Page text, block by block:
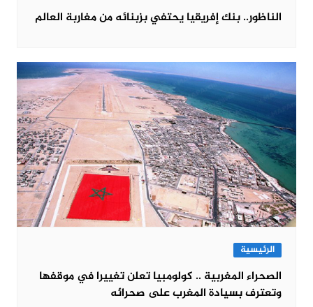
الناظور.. بنك إفريقيا يحتفي بزبنائه من مغاربة العالم
الرئيسية
الصحراء المغربية .. كولومبيا تعلن تغييرا في موقفها
وتعترف بسيادة المغرب على صحرائه